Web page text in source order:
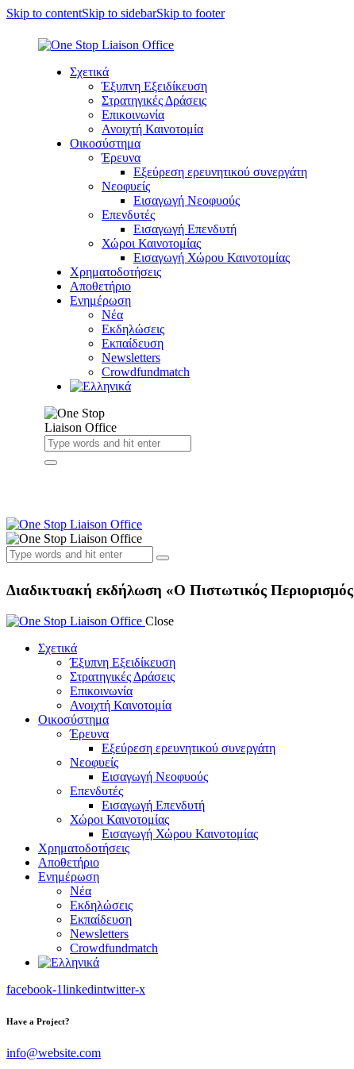
Skip to contentSkip to sidebarSkip to footer
Σχετικά
Έξυπνη Εξειδίκευση
Στρατηγικές Δράσεις
Επικοινωνία
Ανοιχτή Καινοτομία
Οικοσύστημα
Έρευνα
Εξεύρεση ερευνητικού συνεργάτη
Νεοφυείς
Εισαγωγή Νεοφυούς
Επενδυτές
Εισαγωγή Επενδυτή
Χώροι Καινοτομίας
Εισαγωγή Χώρου Καινοτομίας
Χρηματοδοτήσεις
Αποθετήριο
Ενημέρωση
Νέα
Εκδηλώσεις
Εκπαίδευση
Newsletters
Crowdfundmatch
Διαδικτυακή εκδήλωση «Ο Πιστωτικός Περιορισμός
Close
Σχετικά
Έξυπνη Εξειδίκευση
Στρατηγικές Δράσεις
Επικοινωνία
Ανοιχτή Καινοτομία
Οικοσύστημα
Έρευνα
Εξεύρεση ερευνητικού συνεργάτη
Νεοφυείς
Εισαγωγή Νεοφυούς
Επενδυτές
Εισαγωγή Επενδυτή
Χώροι Καινοτομίας
Εισαγωγή Χώρου Καινοτομίας
Χρηματοδοτήσεις
Αποθετήριο
Ενημέρωση
Νέα
Εκδηλώσεις
Εκπαίδευση
Newsletters
Crowdfundmatch
facebook-1linkedintwitter-x
Have a Project?
info@website.com